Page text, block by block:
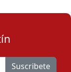
Suscribete